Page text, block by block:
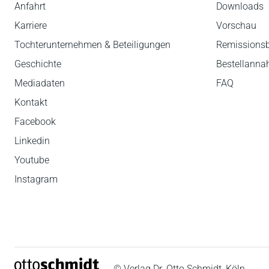
Anfahrt
Karriere
Tochterunternehmen & Beteiligungen
Geschichte
Mediadaten
Kontakt
Facebook
Linkedin
Youtube
Instagram
Downloads
Vorschau
FAQ